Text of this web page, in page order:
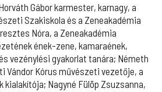
Gábor karmester, karnagy, a
Szakiskola és a Zeneakadémia
Nóra, a Zeneakadémia
ének-zene, kamaraének,
vezénylési gyakorlat tanára; Németh
Vándor Kórus művészeti vezetője, a
kialakítója; Nagyné Fülöp Zsuzsanna,